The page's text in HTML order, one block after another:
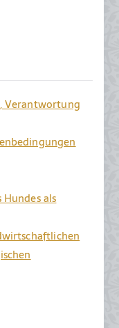
Verantwortung
als